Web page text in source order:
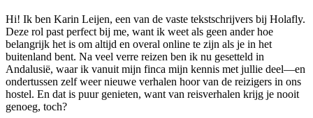
Hi! Ik ben Karin Leijen, een van de vaste tekstschrijvers bij Holafly.
Deze rol past perfect bij me, want ik weet als geen ander hoe
belangrijk het is om altijd en overal online te zijn als je in het
buitenland bent. Na veel verre reizen ben ik nu gesetteld in
Andalusië, waar ik vanuit mijn finca mijn kennis met jullie deel—en
ondertussen zelf weer nieuwe verhalen hoor van de reizigers in ons
hostel. En dat is puur genieten, want van reisverhalen krijg je nooit
genoeg, toch?